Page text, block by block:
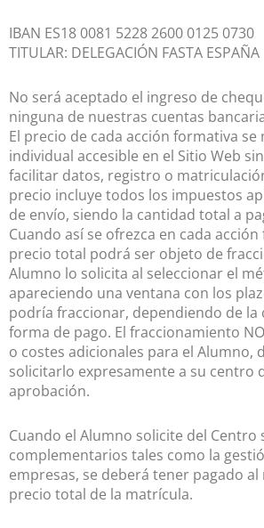
IBAN ES18 0081 5228 2600 0125 0730
TITULAR: DELEGACIÓN FASTA ESPAÑA
No será aceptado el ingreso de
ninguna de nuestras cuentas
El precio de cada acción formativa se
individual accesible en el Sitio Web
facilitar datos, registro o
precio incluye todos los impuestos
de envío, siendo la cantidad total a
Cuando así se ofrezca en cada
precio total podrá ser objeto de
Alumno lo solicita al seleccionar el
apareciendo una ventana con los
podría fraccionar, dependiendo de la
forma de pago. El fraccionamiento
o costes adicionales para el Alumno,
solicitarlo expresamente a su centro
aprobación.
Cuando el Alumno solicite del Centro
complementarios tales como la
empresas, se deberá tener pagado al
precio total de la matrícula.